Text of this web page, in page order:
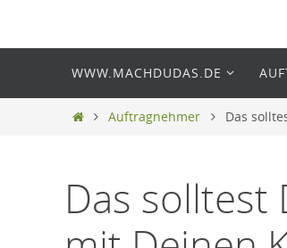
springen
WWW.MACHDUDAS.DE
StartAuftragnehmer Das
Das